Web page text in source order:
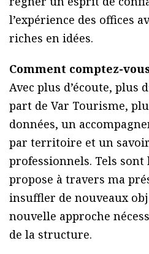
l’expérience des offices
riches en idées.
Comment comptez-
Avec plus d’écoute, plus
part de Var Tourisme,
données, un
par territoire et un
professionnels. Tels sont
propose à travers ma
insuffler de nouveaux
nouvelle approche
de la structure.